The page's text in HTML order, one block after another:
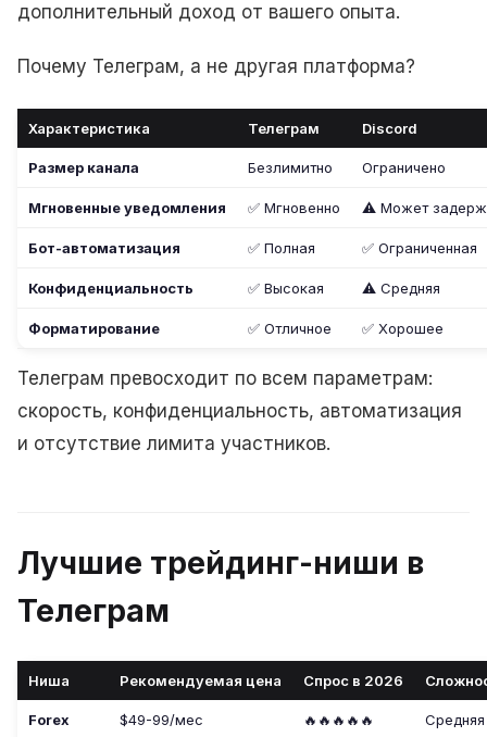
дополнительный доход от вашего опыта.
Почему Телеграм, а не другая платформа?
Характеристика Телеграм Discord
Размер канала Безлимитно Ограничено
Мгновенные уведомления ✅ Мгновенно ⚠️ Может
Бот-автоматизация ✅ Полная ✅ Ограниченная
Конфиденциальность ✅ Высокая ⚠️ Средняя
Форматирование ✅ Отличное ✅ Хорошее
Телеграм превосходит по всем параметрам:
скорость, конфиденциальность, автоматизация
и отсутствие лимита участников.
Лучшие трейдинг-ниши в
Телеграм
Ниша Рекомендуемая цена Спрос в 2026
Forex $49-99/мес 🔥🔥🔥🔥🔥 Средняя